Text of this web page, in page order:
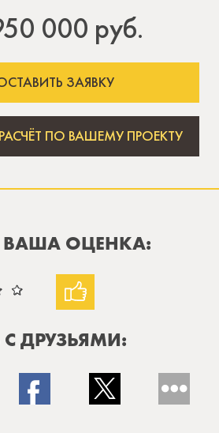
000 руб.
ЗАЯВКУ
ПО ВАШЕМУ ПРОЕКТУ
ОЦЕНКА:
ДРУЗЬЯМИ: